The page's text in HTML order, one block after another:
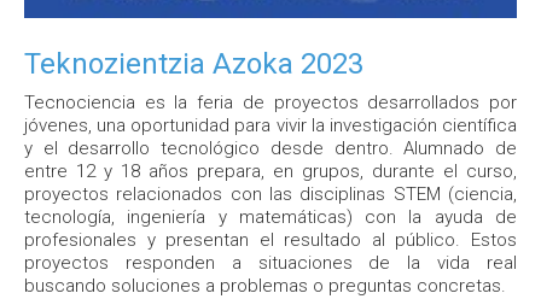
Teknozientzia Azoka 2023
Tecnociencia es la feria de proyectos desarrollados por
jóvenes, una oportunidad para vivir la investigación científica
y el desarrollo tecnológico desde dentro. Alumnado de
entre 12 y 18 años prepara, en grupos, durante el curso,
proyectos relacionados con las disciplinas STEM (ciencia,
tecnología, ingeniería y matemáticas) con la ayuda de
profesionales y presentan el resultado al público. Estos
proyectos responden a situaciones de la vida real
buscando soluciones a problemas o preguntas concretas.